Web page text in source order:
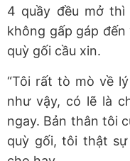
4 quầy đều mở
không gấp gáp đến
quỳ gối cầu xin.
“Tôi rất tò mò về
như vậy, có lẽ là
ngay. Bản thân tôi
quỳ gối, tôi thật sự